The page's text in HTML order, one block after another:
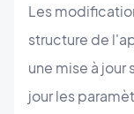
Les
structure de
une mise à jour
jour les